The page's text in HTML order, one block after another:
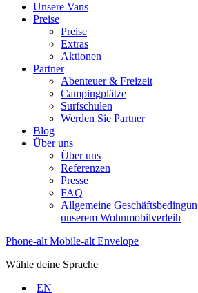
Unsere Vans
Preise
Preise
Extras
Aktionen
Partner
Abenteuer & Freizeit
Campingplätze
Surfschulen
Werden Sie Partner
Blog
Über uns
Über uns
Referenzen
Presse
FAQ
Allgemeine
unserem Wohnmobilverleih
Phone-alt Mobile-alt Envelope
Wähle deine Sprache
EN